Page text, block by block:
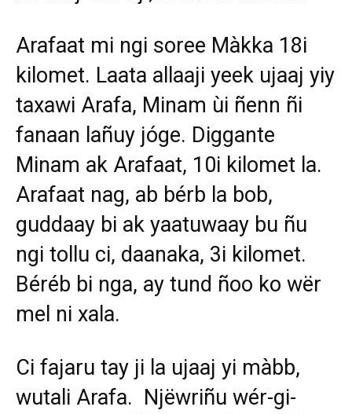
Arafaat mi ngi soree Màkka 18i
kilomet. Laata allaaji yeek ujaaj yiy
taxawi Arafa, Minam ùi ñenn ñi
fanaan lañuy jóge. Diggante
Minam ak Arafaat, 10i kilomet la.
Arafaat nag, ab bérb la bob,
guddaay bi ak yaatuwaay bu ñu
ngi tollu ci, daanaka, 3i kilomet.
Béréb bi nga, ay tund ñoo ko wër
mel ni xala.
Ci fajaru tay ji la ujaaj yi màbb,
wutali Arafa. Njëwriñu wér-gi-